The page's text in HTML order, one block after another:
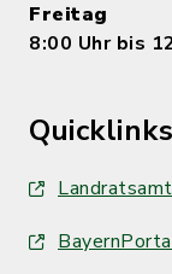
Freitag
8:00 Uhr bis
Quicklinks